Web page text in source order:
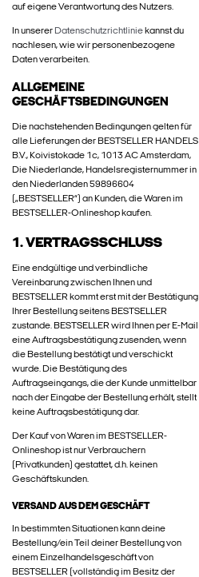
auf eigene Verantwortung des Nutzers.
In unserer Datenschutzrichtlinie kannst du
nachlesen, wie wir personenbezogene
Daten verarbeiten.
ALLGEMEINE
GESCHÄFTSBEDINGUNGEN
Die nachstehenden Bedingungen gelten für
alle Lieferungen der BESTSELLER HANDELS
B.V., Koivistokade 1c, 1013 AC Amsterdam,
Die Niederlande, Handelsregisternummer in
den Niederlanden 59896604
(„BESTSELLER“) an Kunden, die Waren im
BESTSELLER-Onlineshop kaufen.
1. VERTRAGSSCHLUSS
Eine endgültige und verbindliche
Vereinbarung zwischen Ihnen und
BESTSELLER kommt erst mit der Bestätigung
Ihrer Bestellung seitens BESTSELLER
zustande. BESTSELLER wird Ihnen per E-Mail
eine Auftragsbestätigung zusenden, wenn
die Bestellung bestätigt und verschickt
wurde. Die Bestätigung des
Auftragseingangs, die der Kunde unmittelbar
nach der Eingabe der Bestellung erhält, stellt
keine Auftragsbestätigung dar.
Der Kauf von Waren im BESTSELLER-
Onlineshop ist nur Verbrauchern
(Privatkunden) gestattet, d.h. keinen
Geschäftskunden.
VERSAND AUS DEM GESCHÄFT
In bestimmten Situationen kann deine
Bestellung/ein Teil deiner Bestellung von
einem Einzelhandelsgeschäft von
BESTSELLER (vollständig im Besitz der